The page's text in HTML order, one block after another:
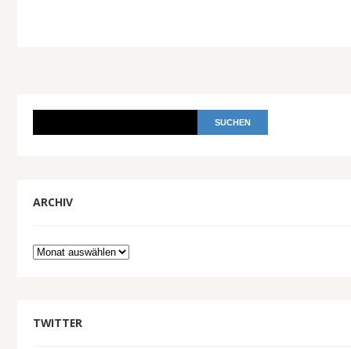
ARCHIV
Archiv
TWITTER